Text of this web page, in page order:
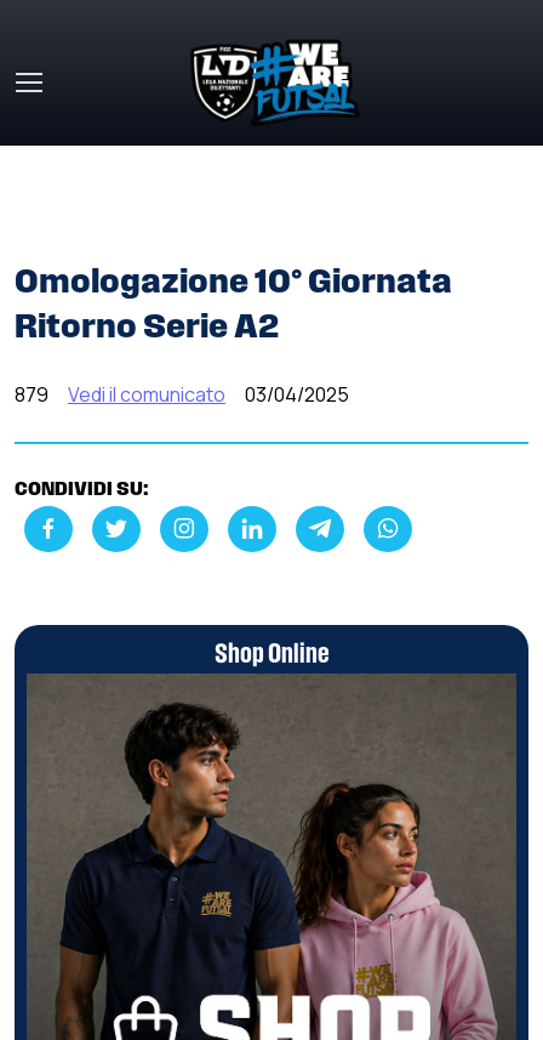
Omologazione 10° Giornata
Ritorno Serie A2
879 Vedi il comunicato 03/04/2025
CONDIVIDI SU:
Shop Online